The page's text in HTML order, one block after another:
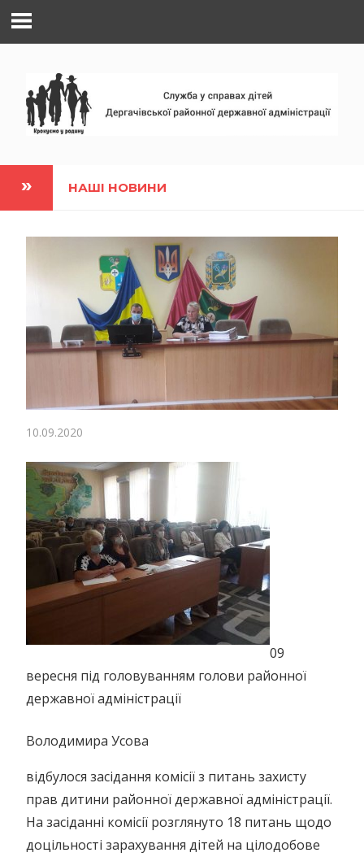
Наверх
НАШІ НОВИНИ
10.09.2020
09
вересня під головуванням голови районної
державної адміністрації
Володимира Усова
відбулося засідання комісії з питань захисту
прав дитини районної державної адміністрації.
На засіданні комісії розглянуто 18 питань щодо
доцільності зарахування дітей на цілодобове